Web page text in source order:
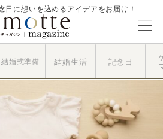
日に想いを込めるアイデアをお届け！
結婚式準備 結婚生活 記念日